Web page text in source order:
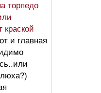
торпедо
краской
и главная